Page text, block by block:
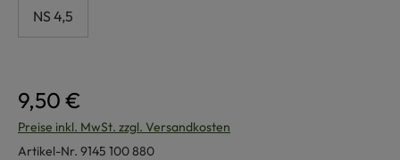
NS 4,5
9,50 €
Preise inkl. MwSt. zzgl. Versandkosten
Artikel-Nr. 9145 100 880